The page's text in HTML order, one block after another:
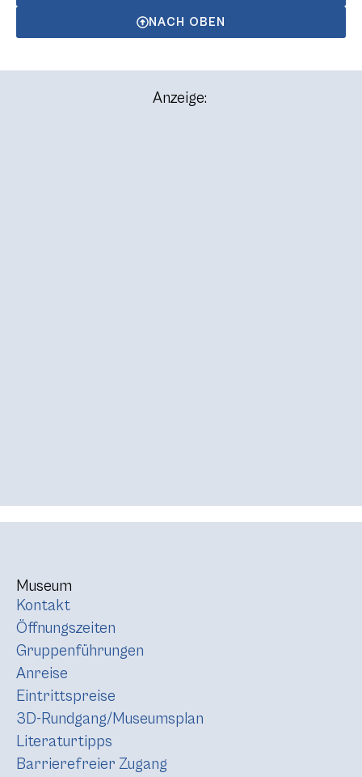
NACH OBEN
Anzeige:
Museum
Kontakt
Öffnungszeiten
Gruppenführungen
Anreise
Eintrittspreise
3D-Rundgang/Museumsplan
Literaturtipps
Barrierefreier Zugang